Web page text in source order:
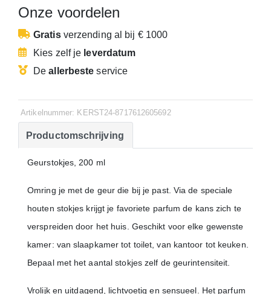
Onze voordelen
Gratisverzending al bij € 1000
Kies zelf je leverdatum
Deallerbeste service
Artikelnummer: KERST24-8717612605692
Productomschrijving
Geurstokjes, 200 ml
Omring je met de geur die bij je past. Via de speciale
houten stokjes krijgt je favoriete parfum de kans zich te
verspreiden door het huis. Geschikt voor elke gewenste
kamer: van slaapkamer tot toilet, van kantoor tot keuken.
Bepaal met het aantal stokjes zelf de geurintensiteit.
Vrolijk en uitdagend, lichtvoetig en sensueel. Het parfum